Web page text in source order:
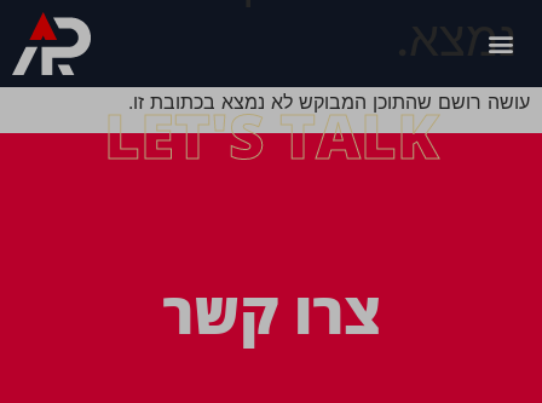
נמצא.
עושה רושם שהתוכן המבוקש לא נמצא בכתובת זו.
LET'S TALK
צרו קשר